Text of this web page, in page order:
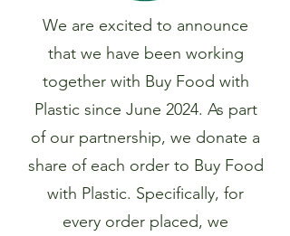
We are excited to announce
that we have been working
together with Buy Food with
Plastic since June 2024. As part
of our partnership, we donate a
share of each order to Buy Food
with Plastic. Specifically, for
every order placed, we